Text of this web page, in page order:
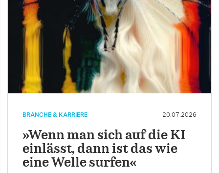
BRANCHE & KARRIERE 20.07.2026
»Wenn man sich auf die KI
einlässt, dann ist das wie
eine Welle surfen«